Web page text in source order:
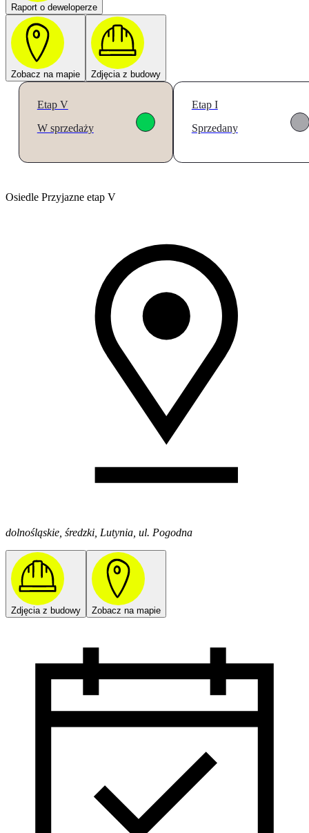
Raport o deweloperze
Zobacz na mapie Zdjęcia z budowy
Etap V
W sprzedaży
Etap I
Sprzedany
Osiedle Przyjazne etap V
dolnośląskie, średzki, Lutynia, ul. Pogodna
Zdjęcia z budowy Zobacz na mapie